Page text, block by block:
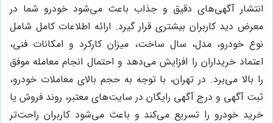
انتشار آگهی‌های دقیق و جذاب باعث می‌شود خودرو شما در
معرض دید کاربران بیشتری قرار گیرد. ارائه اطلاعات کامل شامل
نوع خودرو، مدل، سال ساخت، میزان کارکرد و امکانات فنی،
اعتماد خریداران را افزایش می‌دهد و احتمال انجام معامله موفق
را بالا می‌برد. در تهران، با توجه به حجم بالای معاملات خودرو،
ثبت آگهی و درج آگهی رایگان در سایت‌های معتبر، روند فروش یا
خرید خودرو را تسریع می‌کند و باعث می‌شود کاربران راحت‌تر